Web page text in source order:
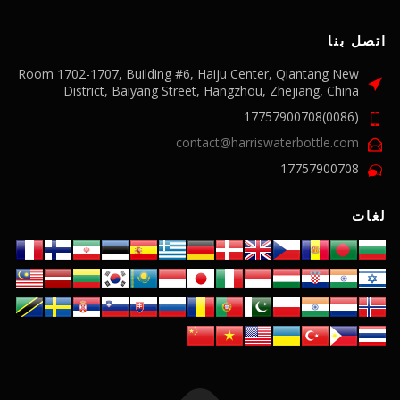
اتصل بنا
Room 1702-1707, Building #6, Haiju Center, Qiantang New
District, Baiyang Street, Hangzhou, Zhejiang, China
(0086)17757900708
contact@harriswaterbottle.com
17757900708
لغات